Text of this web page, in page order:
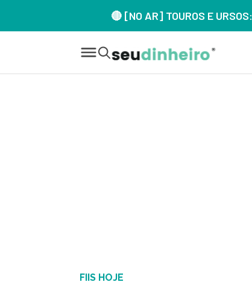
🔴 [NO AR] TOUROS E URSOS:
FIIS HOJE